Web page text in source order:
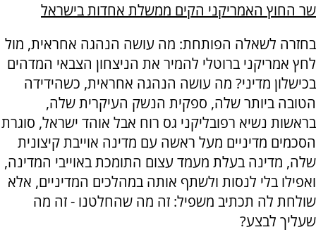
שר החוץ האמריקני הקים ממשלת אחדות בישראל
בחזרה לשאלה הפותחת: מה עושה הנהגה אחראית, מול
לחץ אמריקני ברוטלי להמיר את הניצחון הצבאי המדהים
בכישלון מדיני? מה עושה הנהגה אחראית, כשהידידה
הטובה ביותר שלה, ספקית הנשק העיקרית שלה,
בראשות נשיא רפובליקני גס רוח אבל אוהד ישראל, סוגרת
הסכמים מדיניים מעל ראשה עם מדינה אוייבת קיצונית
שלה, מדינה בעלת מעמד עצום התומכת באוייבי המדינה,
ואפילו בלי לנסות ולשתף אותה במהלכים המדיניים, אלא
שולחת לה תכתיב משפיל: זה מה שהחלטנו - זה מה
שעליך לבצע?